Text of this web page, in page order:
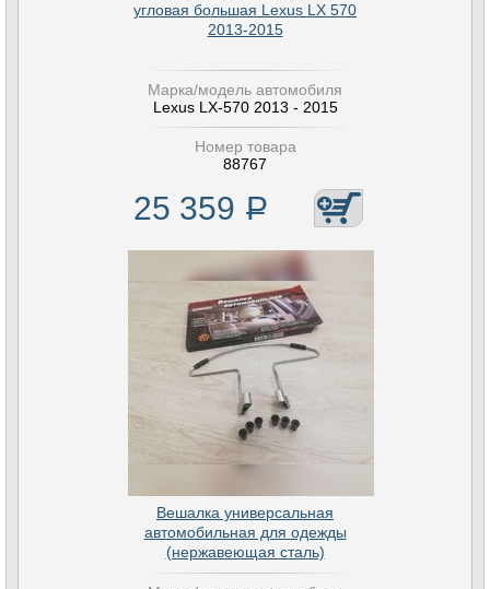
угловая большая Lexus LX 570
2013-2015
Марка/модель автомобиля
Lexus LX-570 2013 - 2015
Номер товара
88767
25 359 Р
Вешалка универсальная
автомобильная для одежды
(нержавеющая сталь)